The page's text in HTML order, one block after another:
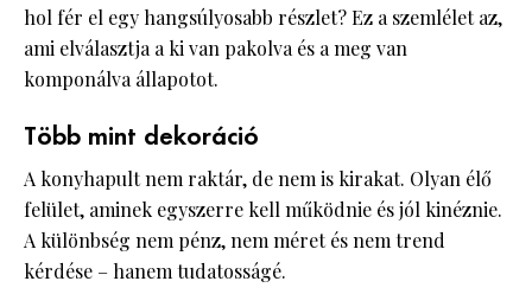
hol fér el egy hangsúlyosabb részlet? Ez a szemlélet az,
ami elválasztja a ki van pakolva és a meg van
komponálva állapotot.
Több mint dekoráció
A konyhapult nem raktár, de nem is kirakat. Olyan élő
felület, aminek egyszerre kell működnie és jól kinéznie.
A különbség nem pénz, nem méret és nem trend
kérdése – hanem tudatosságé.